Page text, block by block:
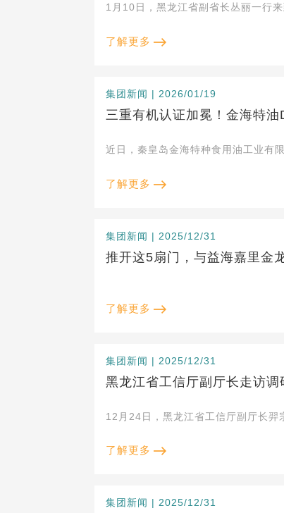
1月10日，黑龙江省副省长丛丽一行
了解更多
集团新闻 | 2026/01/19
三重有机认证加冕！金海特
近日，秦皇岛金海特种食用油工业有
了解更多
集团新闻 | 2025/12/31
推开这5扇门，与益海嘉里金
了解更多
集团新闻 | 2025/12/31
黑龙江省工信厅副厅长走访调
12月24日，黑龙江省工信厅副厅长羿
了解更多
集团新闻 | 2025/12/31